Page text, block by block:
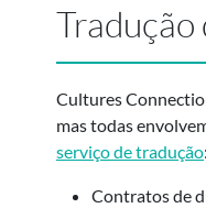
Tradução
Cultures
mas todas
serviço de tradução:
Contratos de